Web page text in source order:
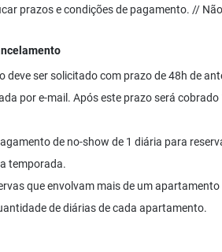
prazos e condições de pagamento. //
deve ser solicitado com prazo de 48h de
por e-mail. Após este prazo será
de no-show de 1 diária para
temporada.
que envolvam mais de um
de diárias de cada apartamento.